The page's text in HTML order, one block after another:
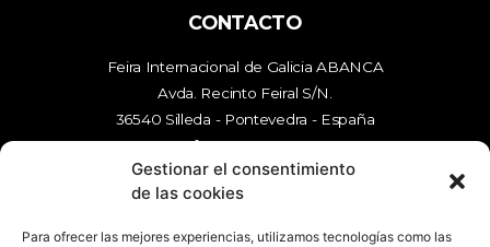
Gestionar el consentimiento
de las cookies
Para ofrecer las mejores experiencias, utilizamos tecnologías como las
CONTACTO
Feira Internacional de Galicia ABANCA
Avda. Recinto Feiral S/N.
36540 Silleda - Pontevedra - España
tfn986 577 000
mailenerxetika@feiragalicia.com